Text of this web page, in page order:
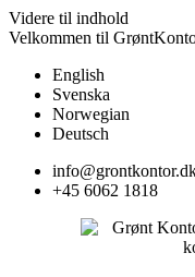
Videre til indhold
Velkommen til
English
Svenska
Norwegian
Deutsch
+45 6062 1818